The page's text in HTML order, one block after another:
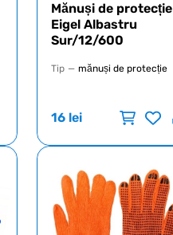
Mănuși de protecție
Eigel Albastru
Sur/12/600
Tip — mănuși de protecție
16 lei